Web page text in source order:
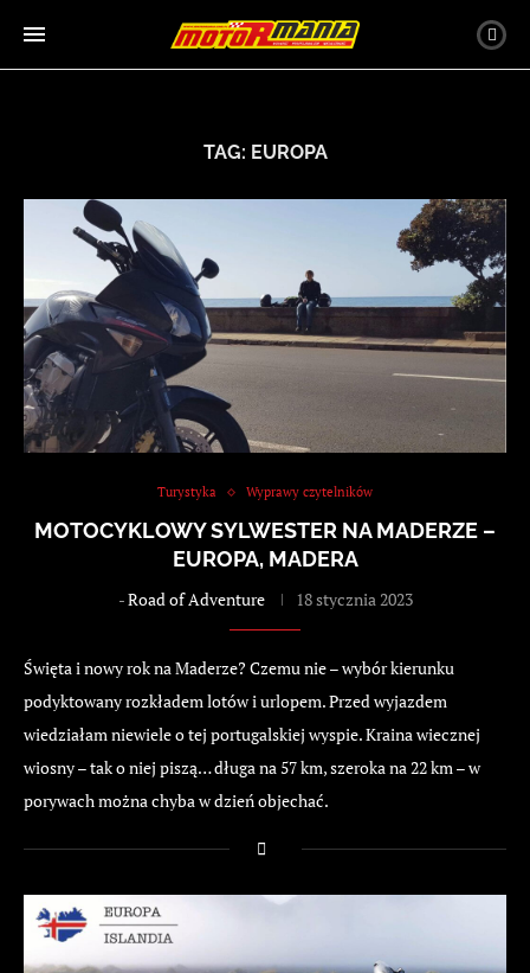
TAG: EUROPA
Turystyka Wyprawy czytelników
MOTOCYKLOWY SYLWESTER NA MADERZE –
EUROPA, MADERA
-Road of Adventure 18 stycznia 2023
Święta i nowy rok na Maderze? Czemu nie – wybór kierunku
podyktowany rozkładem lotów i urlopem. Przed wyjazdem
wiedziałam niewiele o tej portugalskiej wyspie. Kraina wiecznej
wiosny – tak o niej piszą… długa na 57 km, szeroka na 22 km – w
porywach można chyba w dzień objechać.